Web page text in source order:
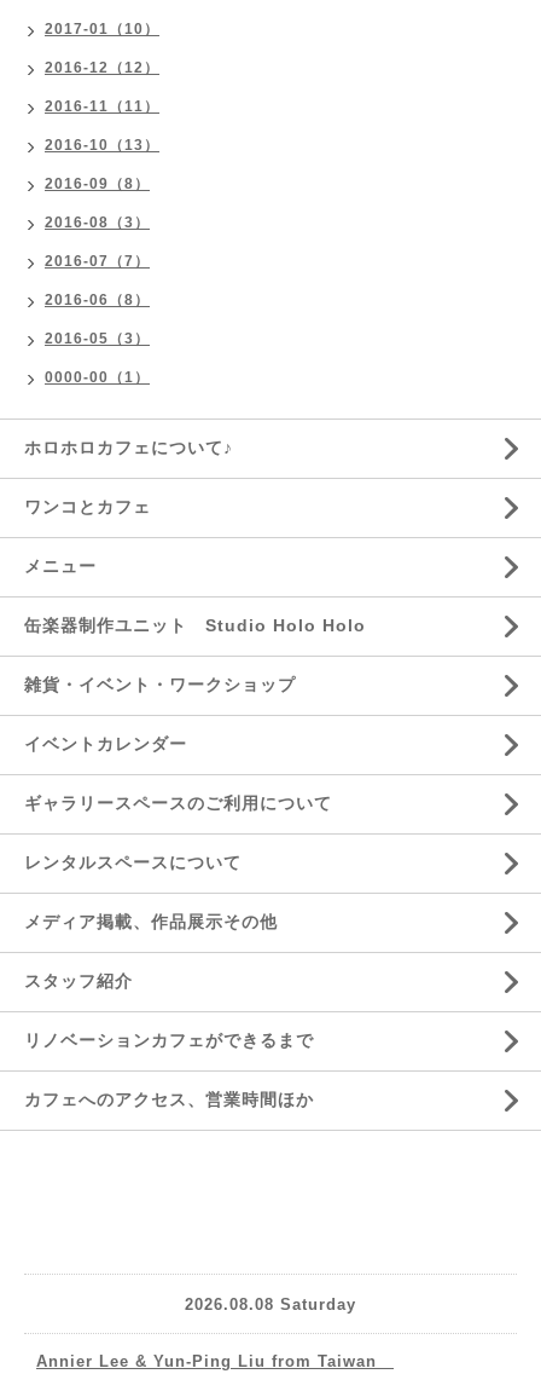
2017-01（10）
2016-12（12）
2016-11（11）
2016-10（13）
2016-09（8）
2016-08（3）
2016-07（7）
2016-06（8）
2016-05（3）
0000-00（1）
ホロホロカフェについて♪
ワンコとカフェ
メニュー
缶楽器制作ユニット Studio Holo Holo
雑貨・イベント・ワークショップ
イベントカレンダー
ギャラリースペースのご利用について
レンタルスペースについて
メディア掲載、作品展示その他
スタッフ紹介
リノベーションカフェができるまで
カフェへのアクセス、営業時間ほか
2026.08.08 Saturday
Annier Lee & Yun-Ping Liu from Taiwan